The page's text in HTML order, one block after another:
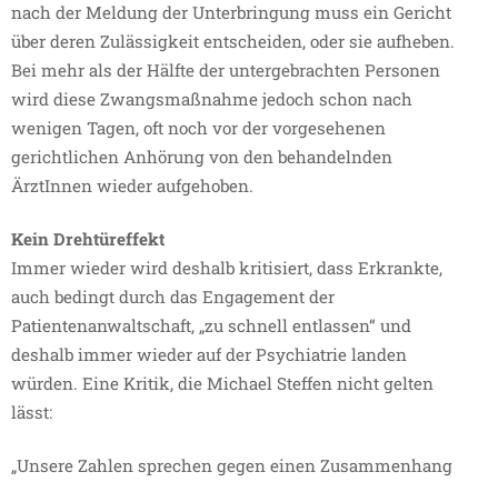
nach der Meldung der Unterbringung muss ein Gericht
über deren Zulässigkeit entscheiden, oder sie aufheben.
Bei mehr als der Hälfte der untergebrachten Personen
wird diese Zwangsmaßnahme jedoch schon nach
wenigen Tagen, oft noch vor der vorgesehenen
gerichtlichen Anhörung von den behandelnden
ÄrztInnen wieder aufgehoben.
Kein Drehtüreffekt
Immer wieder wird deshalb kritisiert, dass Erkrankte,
auch bedingt durch das Engagement der
Patientenanwaltschaft, „zu schnell entlassen“ und
deshalb immer wieder auf der Psychiatrie landen
würden. Eine Kritik, die Michael Steffen nicht gelten
lässt:
„Unsere Zahlen sprechen gegen einen Zusammenhang